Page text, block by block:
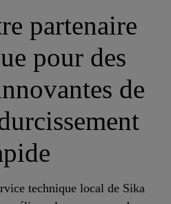
partenaire
pour des
de
technique local de Sika